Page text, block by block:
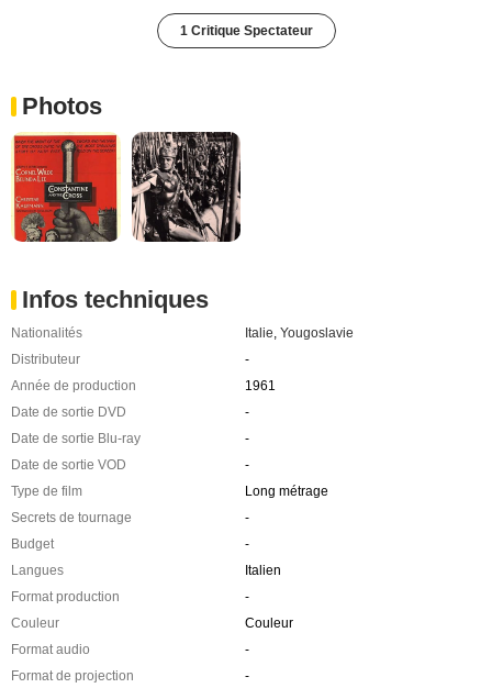
1 Critique Spectateur
Photos
Infos techniques
Nationalités Italie Yougoslavie
Distributeur
-
Année de production
1961
Date de sortie DVD
-
Date de sortie Blu-ray
-
Date de sortie VOD
-
Type de film
Long métrage
Secrets de tournage
-
Budget
-
Langues
Italien
Format production
-
Couleur
Couleur
Format audio
-
Format de projection
-